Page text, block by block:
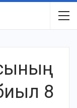
8